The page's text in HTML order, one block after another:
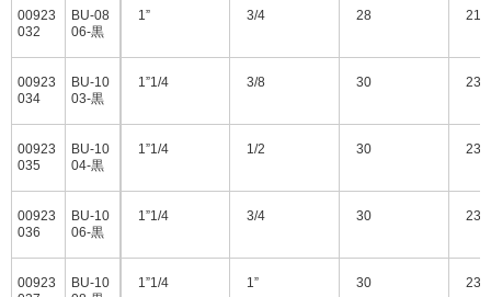
00923
032
BU-08
06-黒
00923
034
BU-10
03-黒
00923
035
BU-10
04-黒
00923
036
BU-10
06-黒
00923
BU-10
1” 3/4 28 21.5
1”1/4 3/8 30 23
1”1/4 1/2 30 23
1”1/4 3/4 30 23
1”1/4 1” 30 23